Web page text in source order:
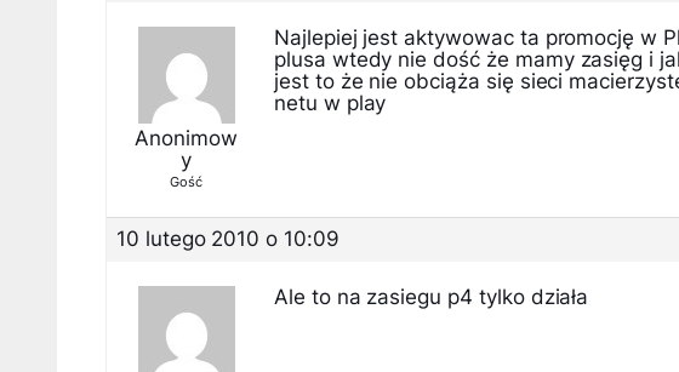
Anonimow
y
Gość
Najlepiej jest aktywowac ta promocję w
plusa wtedy nie dość że mamy zasięg i
jest to że nie obciąża się sieci
netu w play
10 lutego 2010 o 10:09
Ale to na zasiegu p4 tylko działa